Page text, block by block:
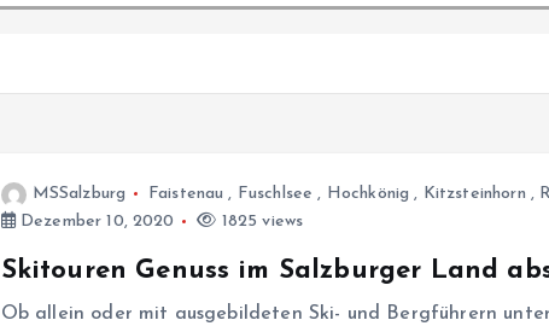
MSSalzburg Faistenau , Fuschlsee , Hochkönig , Kitzsteinhorn ,
Dezember 10, 2020
1825 views
Skitouren Genuss im Salzburger Land
Ob allein oder mit ausgebildeten Ski- und Berg­führern